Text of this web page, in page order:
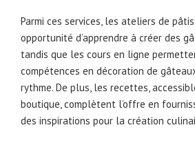
Parmi ces services, les ateliers de
opportunité d’apprendre à créer des
tandis que les cours en ligne
compétences en décoration de
rythme. De plus, les recettes,
boutique, complètent l’offre en
des inspirations pour la création